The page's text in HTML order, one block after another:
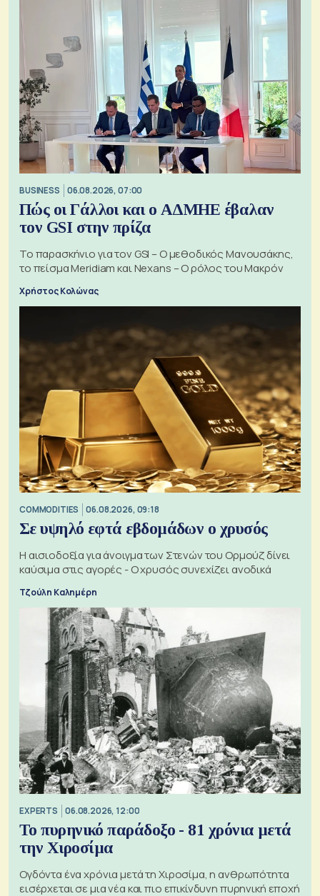
BUSINESS 06.08.2026, 07:00
Πώς οι Γάλλοι και ο ΑΔΜΗΕ έβαλαν
τον GSI στην πρίζα
Το παρασκήνιο για τον GSI – Ο μεθοδικός Μανουσάκης,
το πείσμα Meridiam και Nexans – Ο ρόλος του Μακρόν
Χρήστος Κολώνας
COMMODITIES 06.08.2026, 09:18
Σε υψηλό εφτά εβδομάδων ο χρυσός
Η αισιοδοξία για άνοιγμα των Στενών του Ορμούζ δίνει
καύσιμα στις αγορές - Ο χρυσός συνεχίζει ανοδικά
Τζούλη Καλημέρη
EXPERTS 06.08.2026, 12:00
Το πυρηνικό παράδοξο - 81 χρόνια μετά
την Χιροσίμα
Ογδόντα ένα χρόνια μετά τη Χιροσίμα, η ανθρωπότητα
εισέρχεται σε μια νέα και πιο επικίνδυνη πυρηνική εποχή